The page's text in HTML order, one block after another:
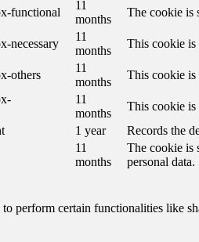
functional
11
months
The cookie is
necessary
11
months
This cookie is
others
11
months
This cookie is
11
months
This cookie is
1 year
Records the
11
months
The cookie is
personal data.
perform certain functionalities like